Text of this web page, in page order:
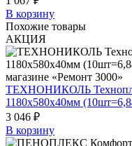
В корзину
Похожие товары
АКЦИЯ
ТЕХНОНИКОЛЬ
1180х580х40мм
3 046 ₽
В корзину